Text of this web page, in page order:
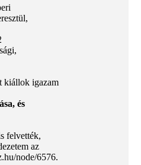
kiállok igazam
és
felvették,
az
node/6576.